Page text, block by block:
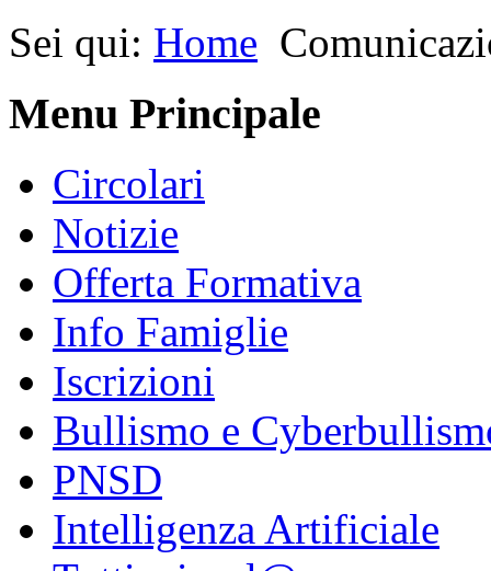
Sei qui: Home
Menu Principale
Circolari
Notizie
Offerta Formativa
Info Famiglie
Iscrizioni
Bullismo e
PNSD
Intelligenza Artificiale